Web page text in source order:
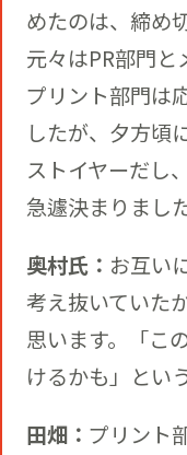
めたのは、締め
元々はPR部門と
プリント部門は
したが、夕方頃
ストイヤーだし
急遽決まりました
奥村氏： お互い
考え抜いていた
思います。「こ
けるかも」とい
田畑： プリント